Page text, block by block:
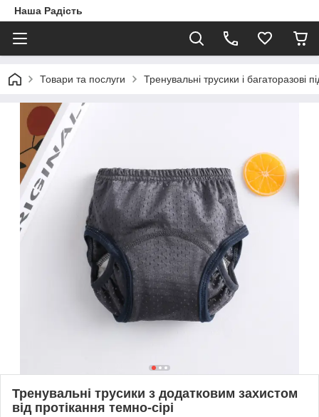
Наша Радість
Товари та послуги Тренувальні трусики і багаторазові
Тренувальні трусики з додатковим захистом
від протікання темно-сірі